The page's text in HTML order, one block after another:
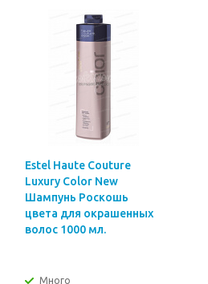
Estel Haute Couture
Luxury Color New
Шампунь Роскошь
цвета для окрашенных
волос 1000 мл.
Много